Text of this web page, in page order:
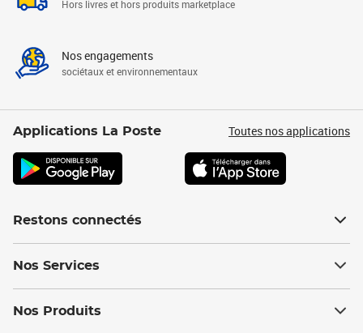
Hors livres et hors produits marketplace
Nos engagements
sociétaux et environnementaux
Applications La Poste Toutes nos applications
Restons connectés
Nos Services
Nos Produits